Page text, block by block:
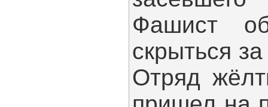
Фашист
скрыться
Отряд